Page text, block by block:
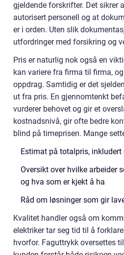
gjeldende forskrifter. Det sikrer
autorisert personell og at
er i orden. Uten slik
utfordringer med forsikring og
Pris er naturlig nok også en
kan variere fra firma til firma,
oppdrag. Samtidig er det
ut fra pris. En gjennomtenkt
vurderer behovet og gir et
kostnadsnivå, gir ofte bedre
blind på timeprisen. Mange
Estimat på totalpris, inkludert
Oversikt over hvilke arbeider
og hva som er kjekt å ha
Råd om løsninger som gir
Kvalitet handler også om
elektriker tar seg tid til å
hvorfor. Faguttrykk oversettes